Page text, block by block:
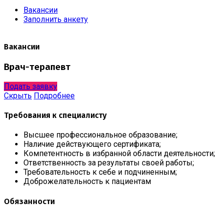
Вакансии
Заполнить анкету
Вакансии
Врач-терапевт
Подать заявку
Скрыть Подробнее
Требования к специалисту
Высшее профессиональное образование;
Наличие действующего сертификата;
Компетентность в избранной области деятельности;
Ответственность за результаты своей работы;
Требовательность к себе и подчиненным;
Доброжелательность к пациентам
Обязанности